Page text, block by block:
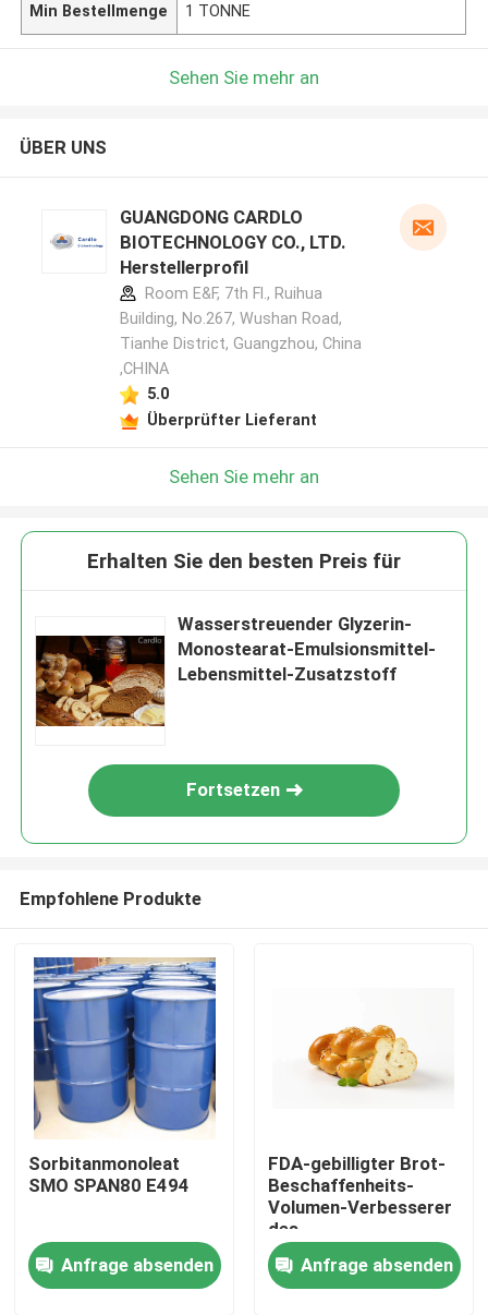
Haus
Produkte
Min Bestellmenge 1 TONNE
Sehen Sie mehr an
ÜBER UNS
GUANGDONG CARDLO
BIOTECHNOLOGY CO., LTD.
Herstellerprofil
Room E&F, 7th Fl., Ruihua
Building, No.267, Wushan Road,
Tianhe District, Guangzhou, China
,CHINA
5.0
Überprüfter Lieferant
Sehen Sie mehr an
Erhalten Sie den besten Preis für
Wasserstreuender Glyzerin-
Monostearat-Emulsionsmittel-
Lebensmittel-Zusatzstoff
Fortsetzen
Empfohlene Produkte
Sorbitanmonoleat
SMO SPAN80 E494
Anfrage absenden
FDA-gebilligter Brot-
Beschaffenheits-
Volumen-Verbesserer
des
Nahrungsmittelgrad-
Emulsionsmittel-DMG
Anfrage absenden